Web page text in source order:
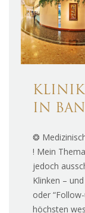
IN
❂
! Mein
jedoch
Klinken –
oder
höchsten